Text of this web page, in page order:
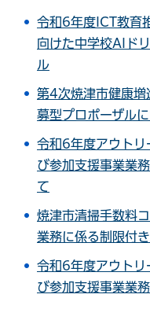
令和6年度ICT教育
向けた中学校AIド
ル
第4次焼津市健康増
募型プロポーザル
令和6年度アウトリ
び参加支援事業業
て
焼津市清掃手数料
業務に係る制限付
令和6年度アウトリ
び参加支援事業業